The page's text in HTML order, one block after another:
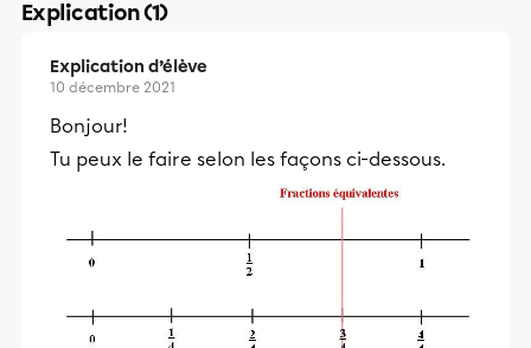
Explication (1)
Explication d’élève
10 décembre 2021
Bonjour!
Tu peux le faire selon les façons ci-dessous.